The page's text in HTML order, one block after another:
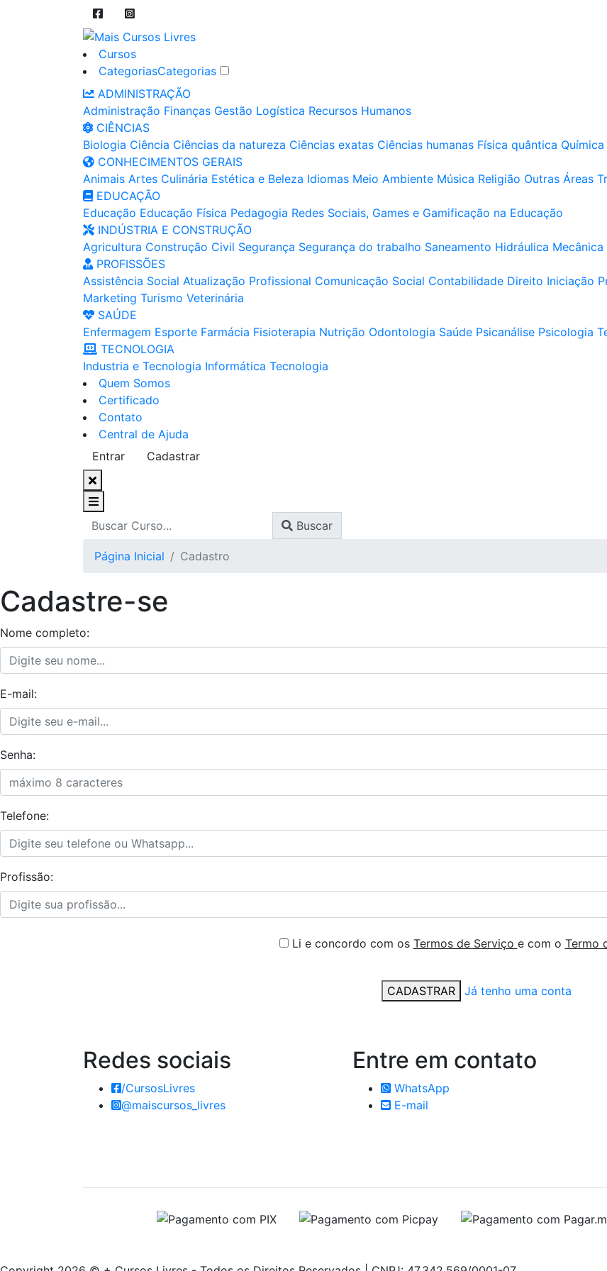
Cursos
CategoriasCategorias
ADMINISTRAÇÃO
Administração Finanças Gestão Logística Recursos Humanos
CIÊNCIAS
Biologia Ciência Ciências da natureza Ciências exatas Ciências humanas Física quântica Química
CONHECIMENTOS GERAIS
Animais Artes Culinária Estética e Beleza Idiomas Meio Ambiente Música Religião Outras Áreas
EDUCAÇÃO
Educação Educação Física Pedagogia Redes Sociais, Games e Gamificação na Educação
INDÚSTRIA E CONSTRUÇÃO
Agricultura Construção Civil Segurança Segurança do trabalho Saneamento Hidráulica Mecânica
PROFISSÕES
Assistência Social Atualização Profissional Comunicação Social Contabilidade Direito Iniciação
Marketing Turismo Veterinária
SAÚDE
Enfermagem Esporte Farmácia Fisioterapia Nutrição Odontologia Saúde Psicanálise Psicologia
TECNOLOGIA
Industria e Tecnologia Informática Tecnologia
Quem Somos
Certificado
Contato
Central de Ajuda
Entrar
Cadastrar
Buscar
Página Inicial Cadastro
Cadastre-se
Nome completo:
E-mail:
Senha:
Telefone:
Profissão:
Li e concordo com os Termos de Serviço e com o Termo
CADASTRAR Já tenho uma conta
Redes sociais
/CursosLivres
@maiscursos_livres
Entre em contato
WhatsApp
E-mail